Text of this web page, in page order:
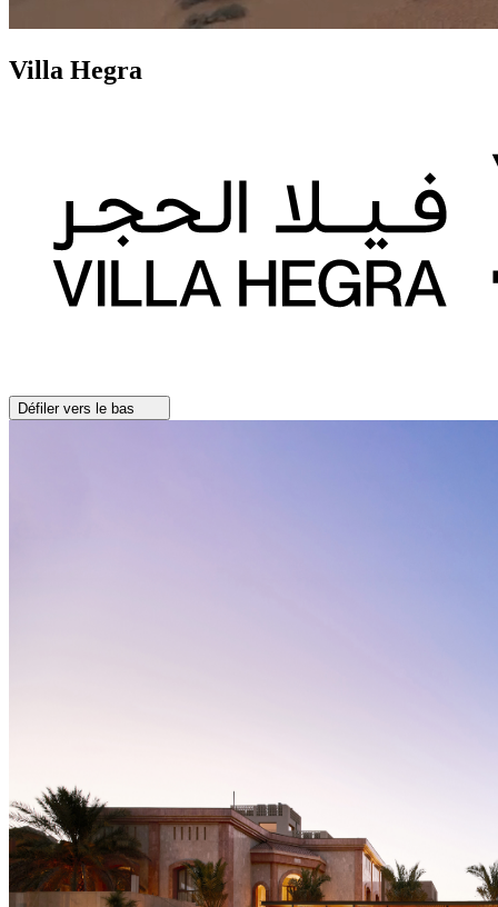
Villa Hegra
Défiler vers le bas